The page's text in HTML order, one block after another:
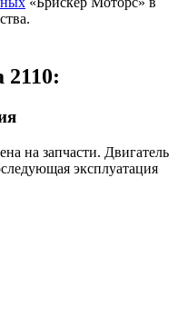
2110:
на запчасти. Двигатель
эксплуатация